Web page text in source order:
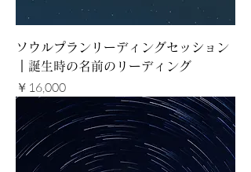
ソウルプランリーディングセッション
｜誕生時の名前のリーディング
価格
￥16,000